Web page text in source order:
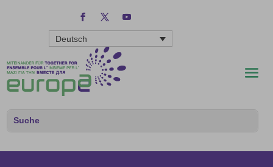
Deutsch